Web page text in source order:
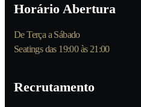
Horário Abertura
De Terça a Sábado
Seatings das 19:00 às 21:00
Recrutamento